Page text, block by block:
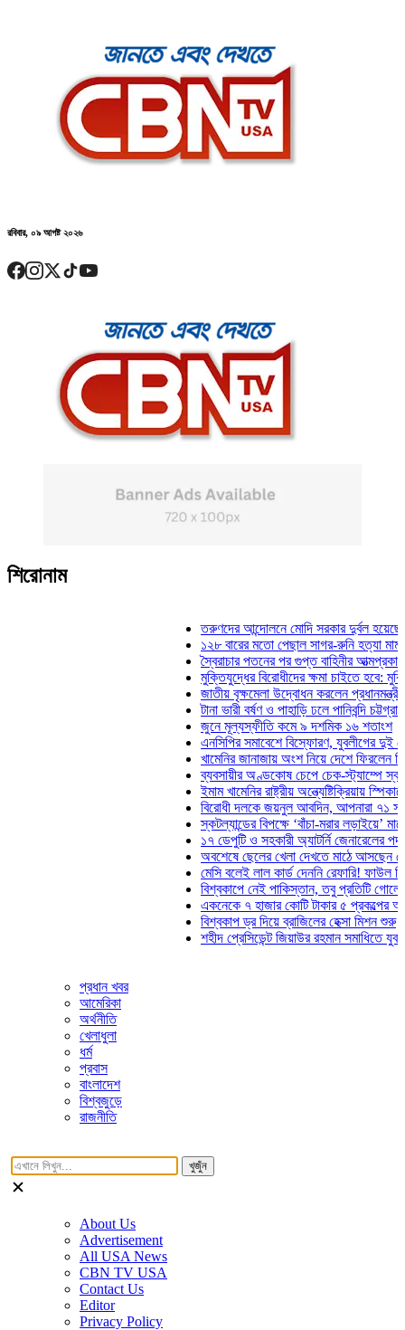
রবিবার, ০৯ আগষ্ট ২০২৬
শিরোনাম
তরুণদের আন্দোলনে মোদি সরকার দুর্বল হয়েছে:
১২৮ বারের মতো পেছাল সাগর-রুনি হত্যা মামলার
স্বৈরাচার পতনের পর গুপ্ত বাহিনীর আত্মপ্রকাশ:
মুক্তিযুদ্ধের বিরোধীদের ক্ষমা চাইতে হবে:
জাতীয় বৃক্ষমেলা উদ্বোধন করলেন প্রধানমন্ত্রী
টানা ভারী বর্ষণ ও পাহাড়ি ঢলে পানিবন্দি চট্টগ্রামে
জুনে মূল্যস্ফীতি কমে ৯ দশমিক ১৬ শতাংশ
এনসিপির সমাবেশে বিস্ফোরণ, যুবলীগের দুই
খামেনির জানাজায় অংশ নিয়ে দেশে ফিরলেন
ব্যবসায়ীর অণ্ডকোষ চেপে চেক-স্ট্যাম্পে স্বাক্ষর
ইমাম খামেনির রাষ্ট্রীয় অন্ত্যেষ্টিক্রিয়ায় স্পিকারের
বিরোধী দলকে জয়নুল আবদিন, আপনারা ৭১ সালে
স্কটল্যান্ডের বিপক্ষে ‘বাঁচা-মরার লড়াইয়ে’ মাঠে
১৭ ডেপুটি ও সহকারী অ্যাটর্নি জেনারেলের পদত্যাগ
অবশেষে ছেলের খেলা দেখতে মাঠে আসছেন
মেসি বলেই লাল কার্ড দেননি রেফারি! ফাউল নিয়ে
বিশ্বকাপে নেই পাকিস্তান, তবু প্রতিটি গোলে
একনেকে ৭ হাজার কোটি টাকার ৫ প্রকল্পের
বিশ্বকাপ ড্র দিয়ে ব্রাজিলের হেক্সা মিশন শুরু
শহীদ প্রেসিডেন্ট জিয়াউর রহমান সমাধিতে যুবদলের
প্রধান খবর
আমেরিকা
অর্থনীতি
খেলাধুলা
ধর্ম
প্রবাস
বাংলাদেশ
বিশ্বজুড়ে
রাজনীতি
খুজুঁন
About Us
Advertisement
All USA News
CBN TV USA
Contact Us
Editor
Privacy Policy